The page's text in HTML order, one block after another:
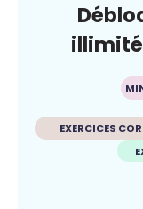
EXERCICES